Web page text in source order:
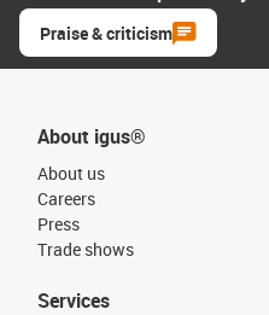
Praise & criticism
About igus®
About us
Careers
Press
Trade shows
Services